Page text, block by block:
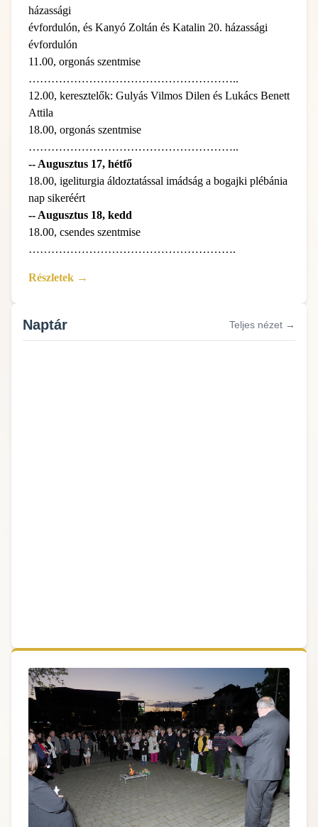
házassági
évfordulón, és Kanyó Zoltán és Katalin 20. házassági
évfordulón
11.00, orgonás szentmise
………………………………………………..
12.00, keresztelők: Gulyás Vilmos Dilen és Lukács Benett
Attila
18.00, orgonás szentmise
………………………………………………..
-- Augusztus 17, hétfő
18.00, igeliturgia áldoztatással imádság a bogajki plébánia
nap sikeréért
-- Augusztus 18, kedd
18.00, csendes szentmise
……………………………………………….
Részletek →
Naptár Teljes nézet →